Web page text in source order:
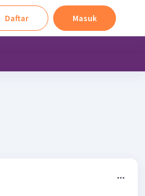
Daftar Masuk